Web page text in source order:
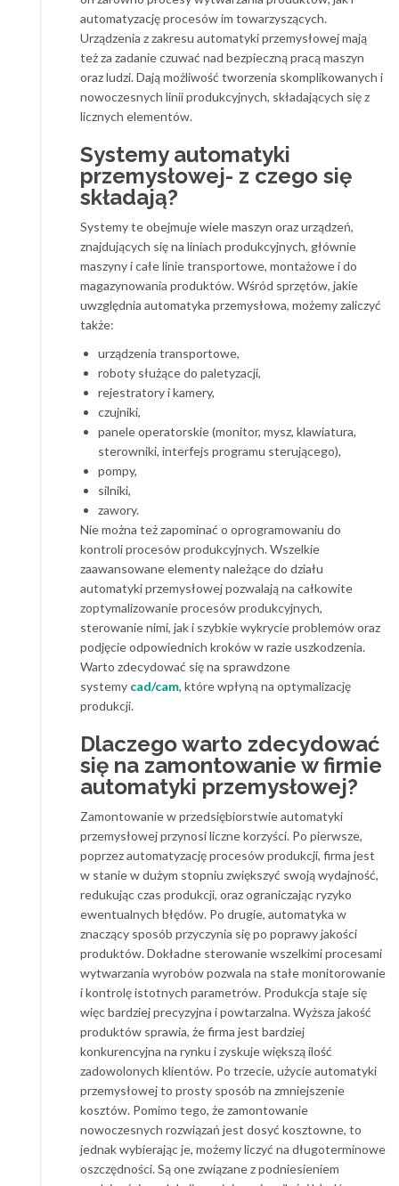
automatyzację procesów im towarzyszących.
Urządzenia z zakresu automatyki przemysłowej mają
też za zadanie czuwać nad bezpieczną pracą maszyn
oraz ludzi. Dają możliwość tworzenia skomplikowanych i
nowoczesnych linii produkcyjnych, składających się z
licznych elementów.
Systemy automatyki
przemysłowej- z czego się
składają?
Systemy te obejmuje wiele maszyn oraz urządzeń,
znajdujących się na liniach produkcyjnych, głównie
maszyny i całe linie transportowe, montażowe i do
magazynowania produktów. Wśród sprzętów, jakie
uwzględnia automatyka przemysłowa, możemy zaliczyć
także:
urządzenia transportowe,
roboty służące do paletyzacji,
rejestratory i kamery,
czujniki,
panele operatorskie (monitor, mysz, klawiatura,
sterowniki, interfejs programu sterującego),
pompy,
silniki,
zawory.
Nie można też zapominać o oprogramowaniu do
kontroli procesów produkcyjnych. Wszelkie
zaawansowane elementy należące do działu
automatyki przemysłowej pozwalają na całkowite
zoptymalizowanie procesów produkcyjnych,
sterowanie nimi, jak i szybkie wykrycie problemów oraz
podjęcie odpowiednich kroków w razie uszkodzenia.
Warto zdecydować się na sprawdzone
systemy cad/cam, które wpłyną na optymalizację
produkcji.
Dlaczego warto zdecydować
się na zamontowanie w firmie
automatyki przemysłowej?
Zamontowanie w przedsiębiorstwie automatyki
przemysłowej przynosi liczne korzyści. Po pierwsze,
poprzez automatyzację procesów produkcji, firma jest
w stanie w dużym stopniu zwiększyć swoją wydajność,
redukując czas produkcji, oraz ograniczając ryzyko
ewentualnych błędów. Po drugie, automatyka w
znaczący sposób przyczynia się po poprawy jakości
produktów. Dokładne sterowanie wszelkimi procesami
wytwarzania wyrobów pozwala na stałe monitorowanie
i kontrolę istotnych parametrów. Produkcja staje się
więc bardziej precyzyjna i powtarzalna. Wyższa jakość
produktów sprawia, że firma jest bardziej
konkurencyjna na rynku i zyskuje większą ilość
zadowolonych klientów. Po trzecie, użycie automatyki
przemysłowej to prosty sposób na zmniejszenie
kosztów. Pomimo tego, że zamontowanie
nowoczesnych rozwiązań jest dosyć kosztowne, to
jednak wybierając je, możemy liczyć na długoterminowe
oszczędności. Są one związane z podniesieniem